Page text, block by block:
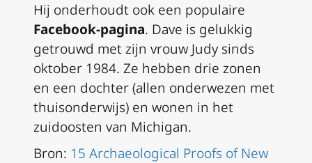
Hij onderhoudt ook een populaire
Facebook-pagina. Dave is gelukkig
getrouwd met zijn vrouw Judy sinds
oktober 1984. Ze hebben drie zonen
en een dochter (allen onderwezen met
thuisonderwijs) en wonen in het
zuidoosten van Michigan.
Bron: 15 Archaeological Proofs of New